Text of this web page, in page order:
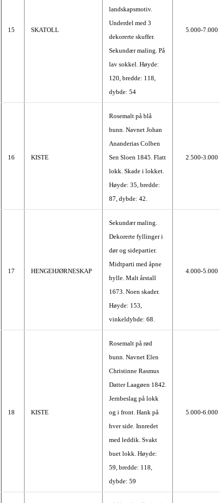
15 SKATOLL
landskapsmotiv.
Underdel med 3
dekorerte skuffer.
Sekundær maling. På
lav sokkel. Høyde:
120, bredde: 118,
dybde: 54
5.000-7.000
16 KISTE
Rosemalt på blå
bunn. Navnet Johan
Ananderias Colben
Sen Sloen 1845. Flatt
lokk. Skade i lokket.
Høyde: 35, bredde:
87, dybde: 42.
2.500-3.000
17 HENGEHJØRNESKAP
Sekundær maling.
Dekorerte fyllinger i
dør og sidepartier.
Midtparti med åpne
hylle. Malt årstall
1673. Noen skader.
Høyde: 153,
vinkeldybde: 68.
4.000-5.000
18 KISTE
Rosemalt på rød
bunn. Navnet Elen
Christinne Rasmus
Datter Laagøen 1842.
Jernbeslag på lokk
og i front. Hank på
hver side. Innredet
med leddik. Svakt
buet lokk. Høyde:
59, bredde: 118,
dybde: 59
5.000-6.000